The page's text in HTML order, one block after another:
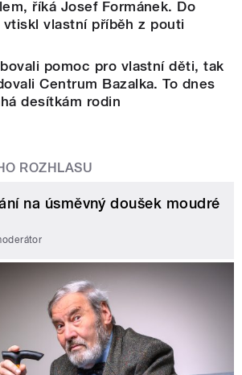
říká Josef Formánek. Do
vtiskl vlastní příběh z pouti
pomoc pro vlastní děti, tak
Centrum Bazalka. To dnes
desítkám rodin
ROZHLASU
na úsměvný doušek moudré